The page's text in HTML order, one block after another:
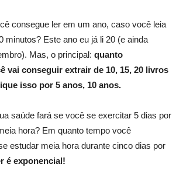
consegue ler em um ano, caso você leia
minutos? Este ano eu já li 20 (e ainda
Mas, o principal: quanto
vai conseguir extrair de 10, 15, 20 livros
isso por 5 anos, 10 anos.
saúde fará se você se exercitar 5 dias por
hora? Em quanto tempo você
estudar meia hora durante cinco dias por
é exponencial!